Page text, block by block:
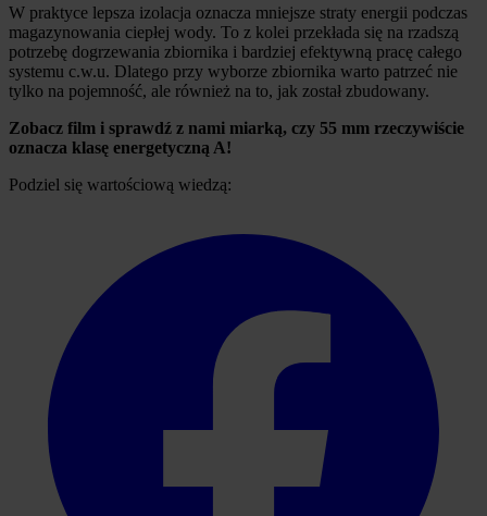
W praktyce lepsza izolacja oznacza mniejsze straty energii podczas
magazynowania ciepłej wody. To z kolei przekłada się na rzadszą
potrzebę dogrzewania zbiornika i bardziej efektywną pracę całego
systemu c.w.u. Dlatego przy wyborze zbiornika warto patrzeć nie
tylko na pojemność, ale również na to, jak został zbudowany.
Zobacz film i sprawdź z nami miarką, czy 55 mm rzeczywiście
oznacza klasę energetyczną A!
Podziel się wartościową wiedzą: